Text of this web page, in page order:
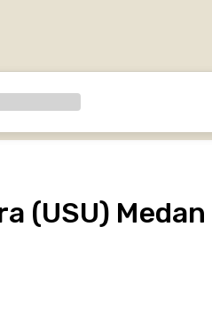
(USU) Medan